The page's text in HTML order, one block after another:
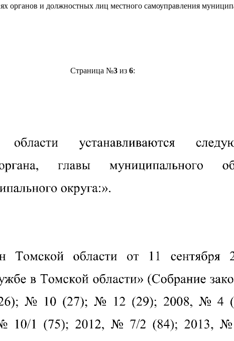
органов и должностных лиц местного самоуправления
Страница №3из 6: